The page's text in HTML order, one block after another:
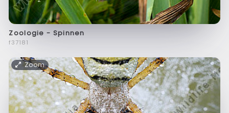
Zoologie - Spinnen
f37181
Zoom